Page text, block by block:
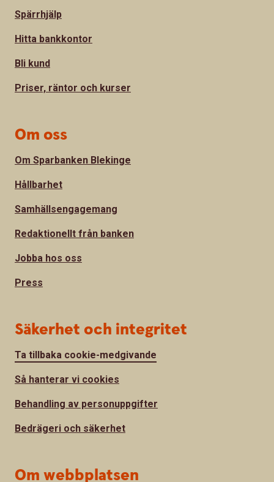
Spärrhjälp
Hitta bankkontor
Bli kund
Priser, räntor och kurser
Om oss
Om Sparbanken Blekinge
Hållbarhet
Samhällsengagemang
Redaktionellt från banken
Jobba hos oss
Press
Säkerhet och integritet
Ta tillbaka cookie-medgivande
Så hanterar vi cookies
Behandling av personuppgifter
Bedrägeri och säkerhet
Om webbplatsen